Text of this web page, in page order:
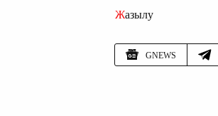
Жазылу
GNEWS